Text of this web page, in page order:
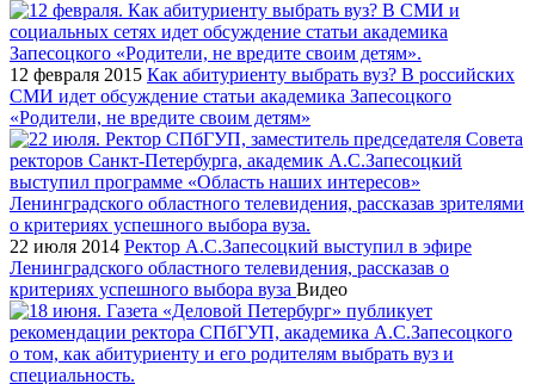
12 февраля 2015 Как абитуриенту выбрать вуз? В российских
СМИ идет обсуждение статьи академика Запесоцкого
«Родители, не вредите своим детям»
22 июля 2014 Ректор А.С.Запесоцкий выступил в эфире
Ленинградского областного телевидения, рассказав о
критериях успешного выбора вуза Видео